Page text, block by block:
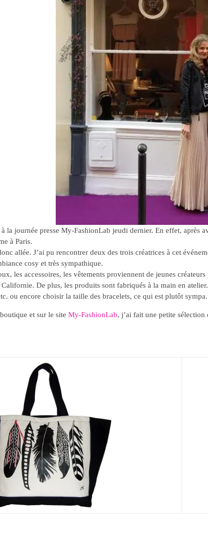
la journée presse My-FashionLab jeudi dernier. En effet,
à Paris.
allée. J’ai pu rencontrer deux des trois créatrices à cet
cosy et très sympathique.
les accessoires, les vêtements proviennent de jeunes
De plus, les produits sont fabriqués à la main en
ou encore choisir la taille des bracelets, ce qui est plutôt sympa.
et sur le site My-FashionLab, j’ai fait une petite